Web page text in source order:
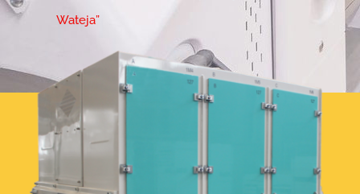
Wateja”